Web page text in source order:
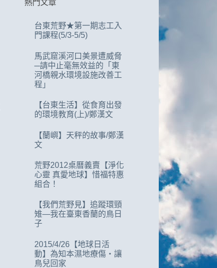
熱門文章
台東荒野★第一期志工入
門課程(5/3-5/5)
馬武窟溪河口美景遭威脅
─請中止毫無效益的「東
河橋親水環境設施改善工
程」
【台東生活】從食育出發
的環境教育(上)/鄭漢文
【蘭嶼】天秤的故事/鄭漢
文
荒野2012桌曆義賣【淨化
心靈 真愛地球】惜福特惠
組合！
【我們荒野見】追蹤環頸
雉—我在臺東香蘭的鳥日
子
2015/4/26【地球日活
動】為知本濕地療傷‧讓
鳥兒回家